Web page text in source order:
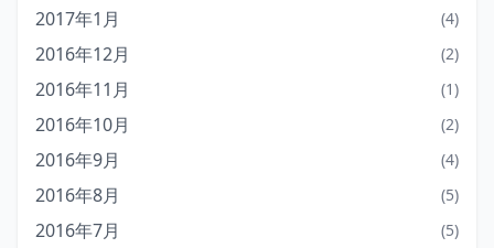
2017年1月 (4)
2016年12月 (2)
2016年11月 (1)
2016年10月 (2)
2016年9月 (4)
2016年8月 (5)
2016年7月 (5)